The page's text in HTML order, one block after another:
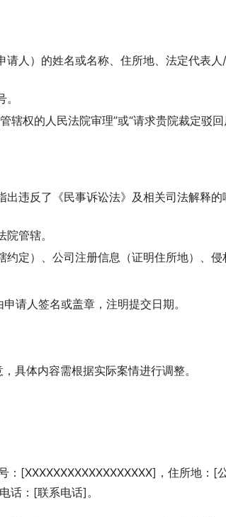
请人）的姓名或名称、住所地、法定代表
辖权的人民法院审理”或“请求贵院裁定驳
违反了《民事诉讼法》及相关司法解释的
管辖。
定）、公司注册信息（证明住所地）、侵
请人签名或盖章，注明提交日期。
具体内容需根据实际案情进行调整。
[XXXXXXXXXXXXXXXXXX]，住所地：[
话：[联系电话]。